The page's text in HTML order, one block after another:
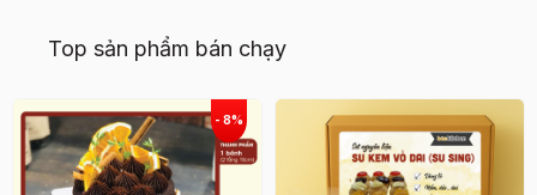
Top sản phẩm bán chạy